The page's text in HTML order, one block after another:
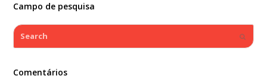
Campo de pesquisa
Search
Comentários